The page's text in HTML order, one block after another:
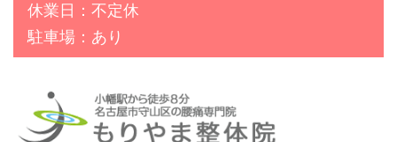
休業日：不定休
駐車場：あり